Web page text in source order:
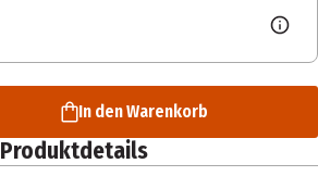
In den Warenkorb
Produktdetails